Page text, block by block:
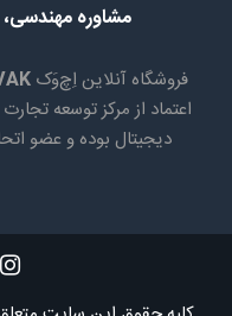
مشاوره
فروشگاه آنلاین اِچ‌وَک
اعتماد از مرکز توسعه
دیجیتال بوده و عضو